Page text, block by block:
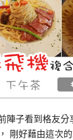
陣子看到格友分
剛好藉由這次